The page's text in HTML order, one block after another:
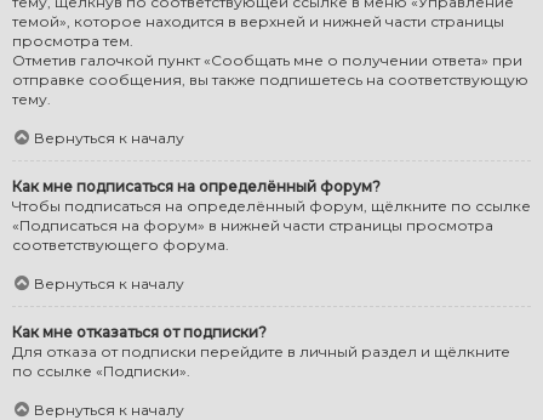
темой», которое находится в верхней и нижней части страницы
просмотра тем.
Отметив галочкой пункт «Сообщать мне о получении ответа» при
отправке сообщения, вы также подпишетесь на соответствующую
тему.
Вернуться к началу
Как мне подписаться на определённый форум?
Чтобы подписаться на определённый форум, щёлкните по ссылке
«Подписаться на форум» в нижней части страницы просмотра
соответствующего форума.
Вернуться к началу
Как мне отказаться от подписки?
Для отказа от подписки перейдите в личный раздел и щёлкните
по ссылке «Подписки».
Вернуться к началу